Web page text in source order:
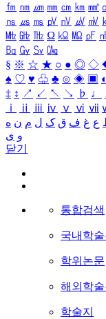
㎙ ㎚ ㎛ ㎜ ㎝ ㎞ ㎟
㎱ ㎲ ㎳ ㎴ ㎵ ㎶ ㎷
㎒ ㎓ ㎔ Ω ㏀ ㏁ ㎊
㏃ ㏉ ㏜ ㏆
§ ※ ☆ ★ ○ ● ◎ ◇
♠ ♡ ♥ ♧ ♣ ⊙ ◈ ▣ ◐
‡ ↕ ↗ ↙ ↖ ↘ ♭ ♩
ⅰ
ⅱ ⅲ ⅳ ⅴ ⅵ ⅶ
ع غ ف ق ک ل م ن ه
و ی
닫기
통합검색
국내학
학위논문
해외학
학술지